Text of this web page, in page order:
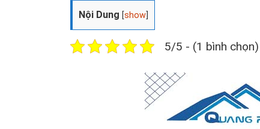
Nội Dung [show
5/5 - (1 bình chọn)